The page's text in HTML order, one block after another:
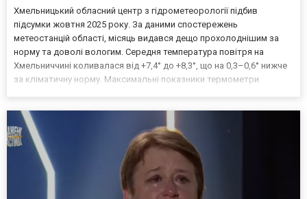
Хмельницький обласний центр з гідрометеорології підбив
підсумки жовтня 2025 року. За даними спостережень
метеостанцій області, місяць видався дещо прохолоднішим за
норму та доволі вологим. Середня температура повітря на
Хмельниччині коливалася від +7,4° до +8,3°, що на 0,3–0,6° нижче
за кліматичну норму. Максимальні показники термометри